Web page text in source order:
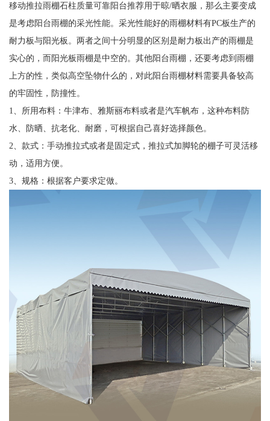
移动推拉雨棚石柱质量可靠阳台推荐用于晾/晒衣服，那么主要变成
是考虑阳台雨棚的采光性能。采光性能好的雨棚材料有PC板生产的
耐力板与阳光板。两者之间十分明显的区别是耐力板出产的雨棚是
实心的，而阳光板雨棚是中空的。其他阳台雨棚，还要考虑到雨棚
上方的性，类似高空坠物什么的，对此阳台雨棚材料需要具备较高
的牢固性，防撞性。
1、所用布料：牛津布、雅斯丽布料或者是汽车帆布，这种布料防
水、防晒、抗老化、耐磨，可根据自己喜好选择颜色。
2、款式：手动推拉式或者是固定式，推拉式加脚轮的棚子可灵活移
动，适用方便。
3、规格：根据客户要求定做。